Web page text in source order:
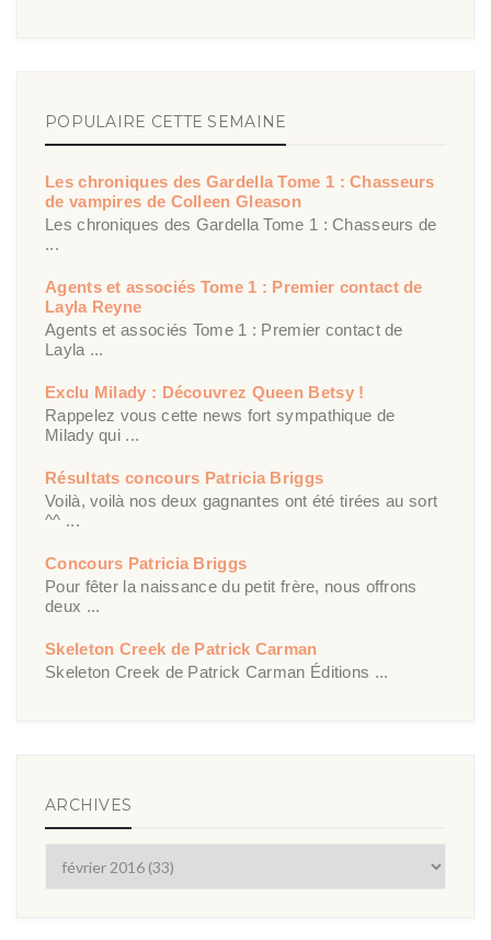
POPULAIRE CETTE SEMAINE
Les chroniques des Gardella Tome 1 : Chasseurs
de vampires de Colleen Gleason
Les chroniques des Gardella Tome 1 : Chasseurs de
...
Agents et associés Tome 1 : Premier contact de
Layla Reyne
Agents et associés Tome 1 : Premier contact de
Layla ...
Exclu Milady : Découvrez Queen Betsy !
Rappelez vous cette news fort sympathique de
Milady qui ...
Résultats concours Patricia Briggs
Voilà, voilà nos deux gagnantes ont été tirées au sort
^^ ...
Concours Patricia Briggs
Pour fêter la naissance du petit frère, nous offrons
deux ...
Skeleton Creek de Patrick Carman
Skeleton Creek de Patrick Carman Éditions ...
ARCHIVES